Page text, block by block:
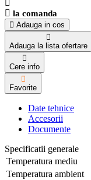
la comanda
Adauga in cos
Adauga la lista ofertare
Cere info
Favorite
Date tehnice
Accesorii
Documente
Specificatii generale
Temperatura mediu
Temperatura ambient